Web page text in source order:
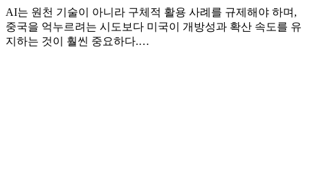
AI는 원천 기술이 아니라 구체적 활용 사례를 규제해야 하며,
중국을 억누르려는 시도보다 미국이 개방성과 확산 속도를 유
지하는 것이 훨씬 중요하다.…